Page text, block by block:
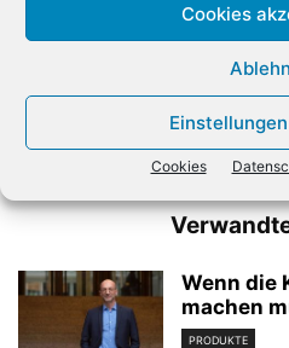
Cookies
Cookies
Bitkom fordert Reform des
Urheberrechts
Wenn die
machen
PRODUKTE